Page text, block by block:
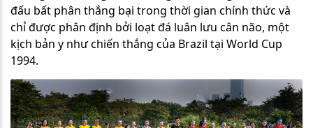
đấu bất phân thắng bại trong thời gian chính thức và
chỉ được phân định bởi loạt đá luân lưu cân não, một
kịch bản y như chiến thắng của Brazil tại World Cup
1994.